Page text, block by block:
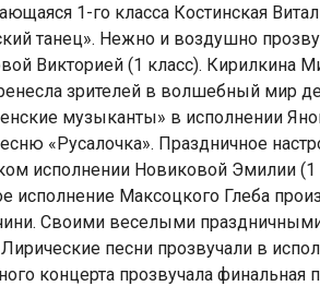
творческая
1-го класса Костинская
танец». Нежно и воздушно
Викторией (1 класс). Кирилкина
зрителей в волшебный мир
музыканты» в исполнении
«Русалочка». Праздничное
исполнении Новиковой Эмилии (1
исполнение Максоцкого Глеба
Своими веселыми
песни прозвучали в
концерта прозвучала финальная